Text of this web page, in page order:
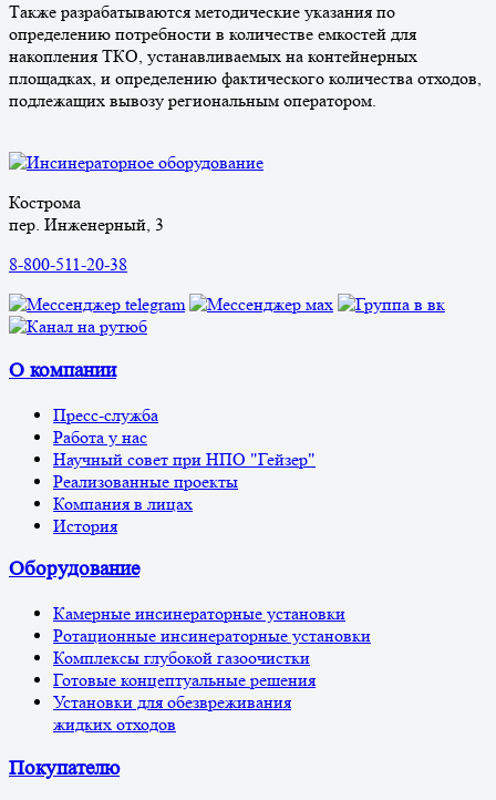
Также разрабатываются методические указания по
определению потребности в количестве емкостей для
накопления ТКО, устанавливаемых на контейнерных
площадках, и определению фактического количества отходов,
подлежащих вывозу региональным оператором.
Кострома
пер. Инженерный, 3
8-800-511-20-38
О компании
Пресс-служба
Работа у нас
Научный совет при НПО "Гейзер"
Реализованные проекты
Компания в лицах
История
Оборудование
Камерные инсинераторные установки
Ротационные инсинераторные установки
Комплексы глубокой газоочистки
Готовые концептуальные решения
Установки для обезвреживания
жидких отходов
Покупателю